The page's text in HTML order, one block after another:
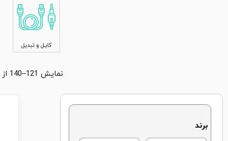
نمایش 121–140 از 177 محصول
برند